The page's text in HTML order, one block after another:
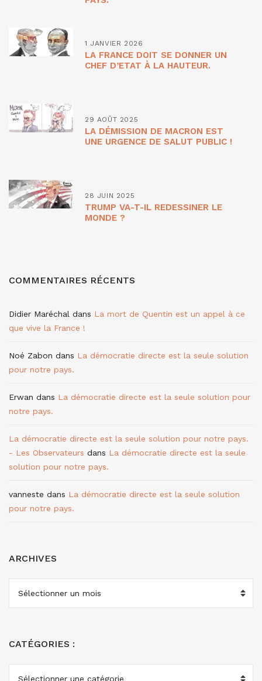
1 JANVIER 2026
LA FRANCE DOIT SE DONNER UN
CHEF D’ETAT À LA HAUTEUR.
29 AOÛT 2025
LA DÉMISSION DE MACRON EST
UNE URGENCE DE SALUT PUBLIC !
28 JUIN 2025
TRUMP VA-T-IL REDESSINER LE
MONDE ?
COMMENTAIRES RÉCENTS
Didier Maréchal dans La mort de Quentin est un appel à ce
que vive la France !
Noé Zabon dans La démocratie directe est la seule solution
pour notre pays.
Erwan dans La démocratie directe est la seule solution pour
notre pays.
La démocratie directe est la seule solution pour notre pays.
- Les Observateurs dans La démocratie directe est la seule
solution pour notre pays.
vanneste dans La démocratie directe est la seule solution
pour notre pays.
ARCHIVES
ARCHIVES
CATÉGORIES :
CATÉGORIES